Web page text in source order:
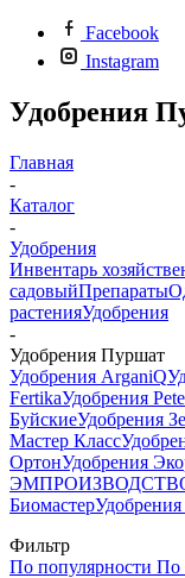
Facebook
Instagram
Удобрения
Главная
-
Каталог
-
Удобрения
Инвентарь
садовыйПрепараты
растенияУдобрения
-
Удобрения Пуршат
Удобрения ArganiQ
FertikaУдобрения
БуйскиеУдобрения
Мастер Класс
ОртонУдобрения
БиомастерУдобрения
Фильтр
По популярности По